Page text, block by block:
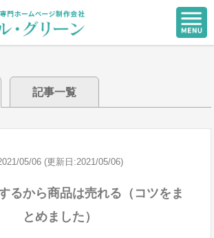
記事一覧
05/06 (更新日:2021/05/06)
るから商品は売れる（コツをま
とめました）